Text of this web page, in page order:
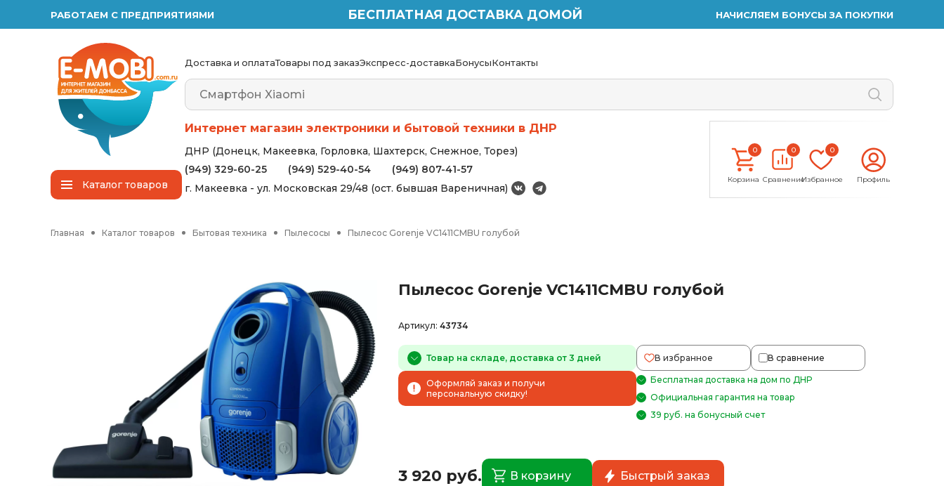
РАБОТАЕМ С ПРЕДПРИЯТИЯМИ БЕСПЛАТНАЯ ДОСТАВКА ДОМОЙ НАЧИСЛЯЕМ БОНУСЫ ЗА ПОКУПКИ
Каталогтоваров
Доставка и оплатаТовары под заказЭкспресс-доставкаБонусыКонтакты
Интернет магазин электроники и бытовой техники в ДНР
ДНР (Донецк, Макеевка, Горловка, Шахтерск, Снежное, Торез)
(949) 329-60-25
(949) 529-40-54
(949) 807-41-57
г. Макеевка - ул. Московская 29/48 (ост. бывшая Вареничная)
0
Корзина
0
Сравнение
0
Избранное Профиль
Главная Каталог товаров Бытовая техника Пылесосы Пылесос Gorenje VC1411CMBU голубой
Пылесос Gorenje VC1411CMBU голубой
Артикул: 43734
Товар на складе, доставка от 3 дней В избранное В сравнение
Оформляй заказ и получи
персональную скидку!
Бесплатная доставка на дом по ДНР
Официальная гарантия на товар
39 руб. на бонусный счет
3 920 руб. В корзину Быстрый заказ